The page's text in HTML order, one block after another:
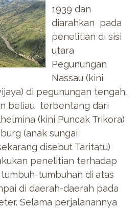
1939 dan
diarahkan pada
penelitian di sisi
utara
Pegunungan
Nassau (kini
di pegunungan tengah.
beliau terbentang dari
(kini Puncak Trikora)
(anak sungai
disebut Taritatu)
penelitian terhadap
tumbuhan di atas
di daerah-daerah pada
Selama perjalanannya